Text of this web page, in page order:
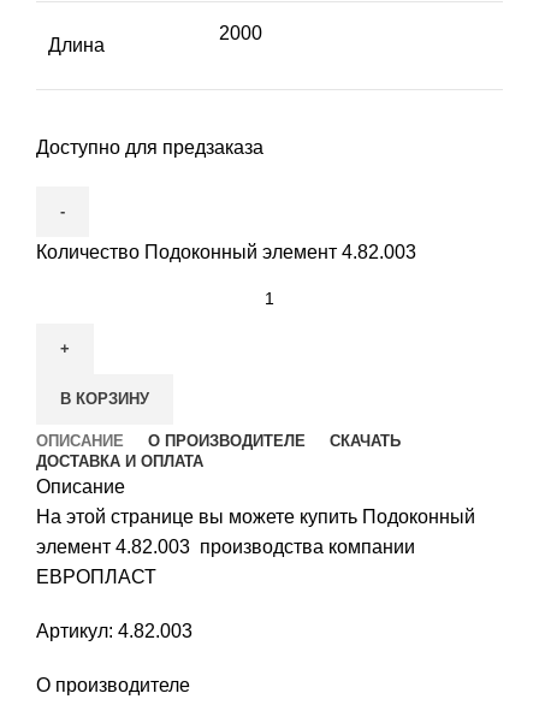
Длина
2000
Доступно для предзаказа
Количество Подоконный элемент 4.82.003
В КОРЗИНУ
ОПИСАНИЕ О ПРОИЗВОДИТЕЛЕ
СКАЧАТЬ
ДОСТАВКА И ОПЛАТА
Описание
На этой странице вы можете купить Подоконный
элемент 4.82.003 производства компании
ЕВРОПЛАСТ
Артикул: 4.82.003
О производителе